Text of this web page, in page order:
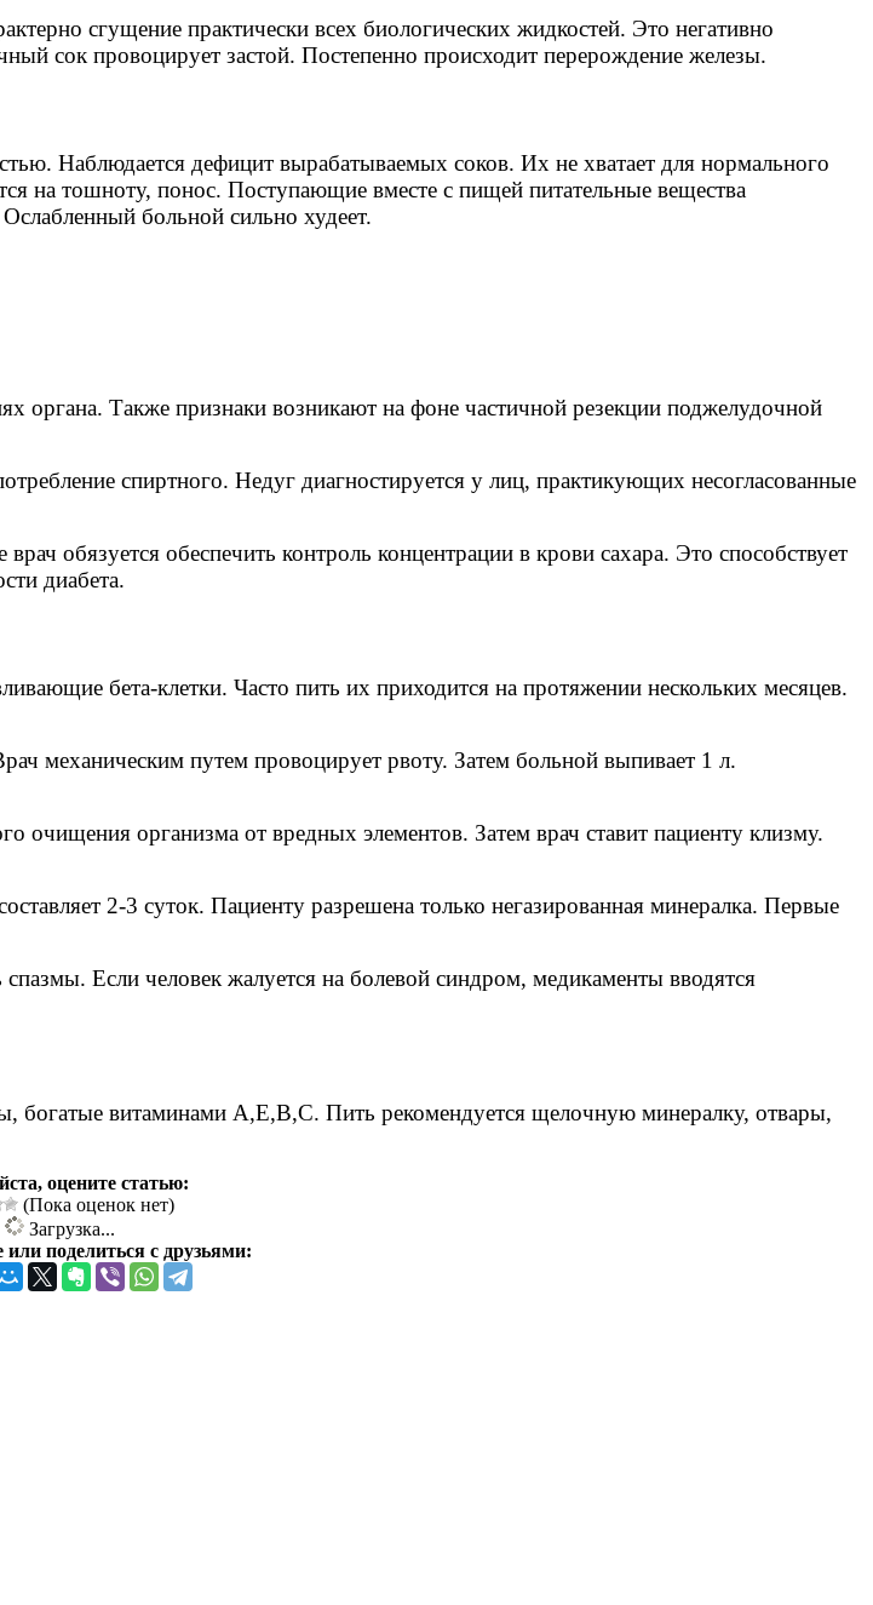
сгущение практически всех биологических жидкостей. Это негативно
сок провоцирует застой. Постепенно происходит перерождение железы.
Наблюдается дефицит вырабатываемых соков. Их не хватает для нормального
на тошноту, понос. Поступающие вместе с пищей питательные вещества
больной сильно худеет.
органа. Также признаки возникают на фоне частичной резекции поджелудочной
спиртного. Недуг диагностируется у лиц, практикующих несогласованные
обязуется обеспечить контроль концентрации в крови сахара. Это способствует
диабета.
бета-клетки. Часто пить их приходится на протяжении нескольких месяцев.
механическим путем провоцирует рвоту. Затем больной выпивает 1 л.
организма от вредных элементов. Затем врач ставит пациенту клизму.
2-3 суток. Пациенту разрешена только негазированная минералка. Первые
Если человек жалуется на болевой синдром, медикаменты вводятся
богатые витаминами А,Е,В,С. Пить рекомендуется щелочную минералку, отвары,
оцените статью:
(Пока оценок нет)
Загрузка...
или поделиться с друзьями: